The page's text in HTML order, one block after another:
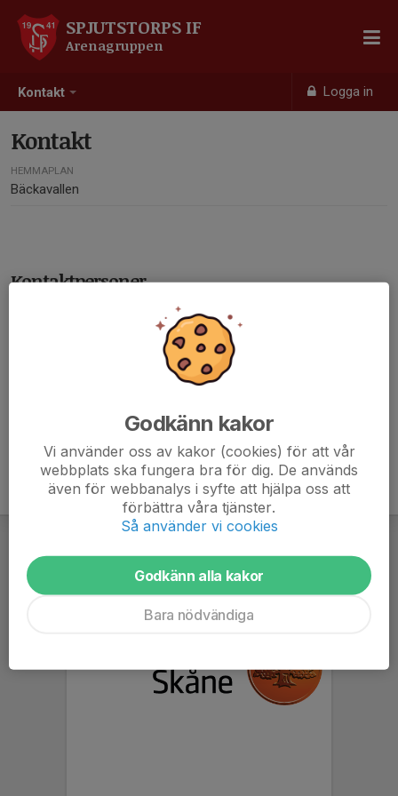
Kontakt Logga in
SPJUTSTORPS IF
Arenagruppen
Kontakt
HEMMAPLAN
Bäckavallen
Kontaktpersoner
Fredrik Axelsson
Godkänn kakor
Vi använder oss av kakor (cookies) för att vår
webbplats ska fungera bra för dig. De används
även för webbanalys i syfte att hjälpa oss att
förbättra våra tjänster.
Så använder vi cookies
Godkänn alla kakor
Bara nödvändiga